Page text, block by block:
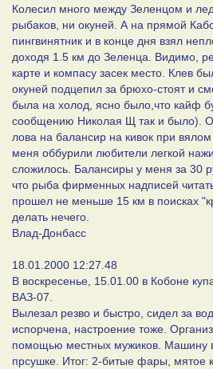
Колесил много между Зеленцом и
рыбаков, ни окуней. А на прямой
пингвинятник и в конце дня взял
доходя 1.5 км до Зеленца. Видимо,
карте и компасу засек место. Клев
окуней подцепил за брюхо-стоят и
была на холод, ясно было,что кайф
сообщению Николая Щ так и было).
лова на балансир на кивок при
меня оббурили любители легкой
сложилось. Балансиры у меня за 30
что рыба фирменных надписей
прошел не меньше 15 км в поисках
делать нечего.
Влад-Донбасс
18.01.2000 12:27.48
В воскресенье, 15.01.00 в Кобоне
ВАЗ-07.
Вылезал резво и быстро, сидел за
испорчена, настроение тоже.
помощью местных мужиков. Машину
прсушке. Итог: 2-битые фары, мятое